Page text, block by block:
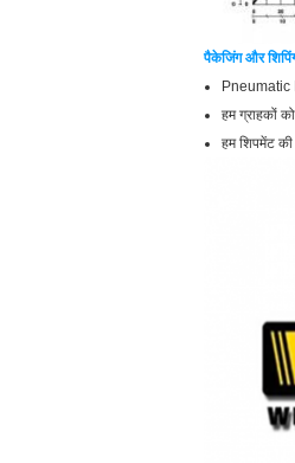
पैकेजिंग और
Pneumatic
हम ग्राहकों
हम शिपमेंट